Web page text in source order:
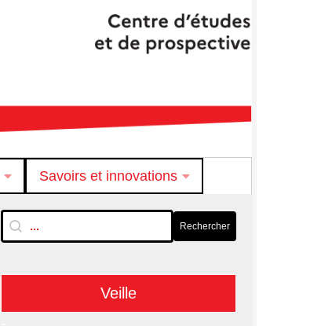
Savoirs et innovations
RechTextuelle-BarreLat
Rechercher Rechercher
Veille